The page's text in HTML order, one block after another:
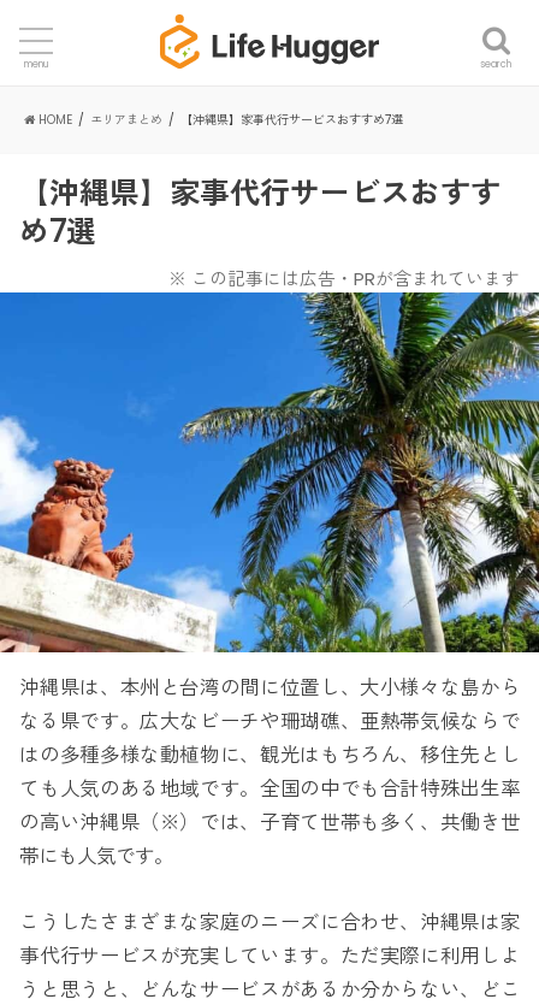
search
menu
HOME エリアまとめ 【沖縄県】家事代行サービスおすすめ7選
【沖縄県】家事代行サービスおすす
め7選
※ この記事には広告・PRが含まれています
沖縄県は、本州と台湾の間に位置し、大小様々な島から
なる県です。広大なビーチや珊瑚礁、亜熱帯気候ならで
はの多種多様な動植物に、観光はもちろん、移住先とし
ても人気のある地域です。全国の中でも合計特殊出生率
の高い沖縄県（※）では、子育て世帯も多く、共働き世
帯にも人気です。
こうしたさまざまな家庭のニーズに合わせ、沖縄県は家
事代行サービスが充実しています。ただ実際に利用しよ
うと思うと、どんなサービスがあるか分からない、どこ